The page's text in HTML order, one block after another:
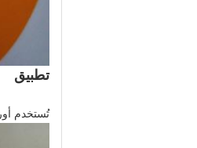
تطبيق
تُستخدم